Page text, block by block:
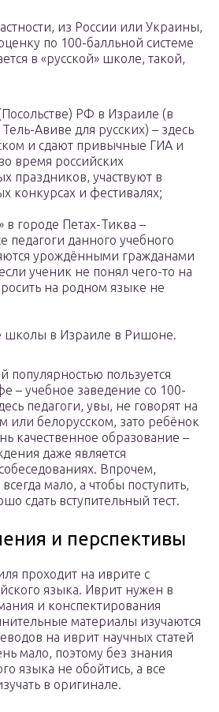
из России или Украины,
по 100-балльной системе
в «русской» школе, такой,
РФ в Израиле (в
Авиве для русских) – здесь
и сдают привычные ГИА и
время российских
праздников, участвуют в
конкурсах и фестивалях;
в городе Петах-Тиква –
педагоги данного учебного
урождёнными гражданами
ученик не понял чего-то на
на родном языке не
школы в Израиле в Ришоне.
популярностью пользуется
– учебное заведение со 100-
педагоги, увы, не говорят на
или белорусском, зато ребёнок
качественное образование –
даже является
Впрочем,
мало, а чтобы поступить,
сдать вступительный тест.
и перспективы
проходит на иврите с
языка. Иврит нужен в
и конспектирования
материалы изучаются
на иврит научных статей
мало, поэтому без знания
языка не обойтись, а все
в оригинале.